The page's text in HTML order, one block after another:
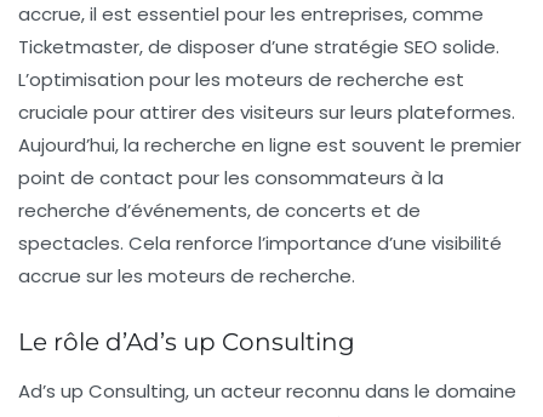
accrue, il est essentiel pour les entreprises, comme
Ticketmaster, de disposer d’une stratégie SEO solide.
L’optimisation pour les moteurs de recherche est
cruciale pour attirer des visiteurs sur leurs plateformes.
Aujourd’hui, la recherche en ligne est souvent le premier
point de contact pour les consommateurs à la
recherche d’événements, de concerts et de
spectacles. Cela renforce l’importance d’une visibilité
accrue sur les moteurs de recherche.
Le rôle d’Ad’s up Consulting
Ad’s up Consulting, un acteur reconnu dans le domaine